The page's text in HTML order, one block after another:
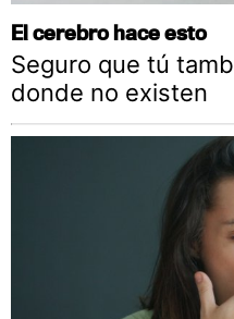
El cerebro hace esto
Seguro que tú
donde no existen